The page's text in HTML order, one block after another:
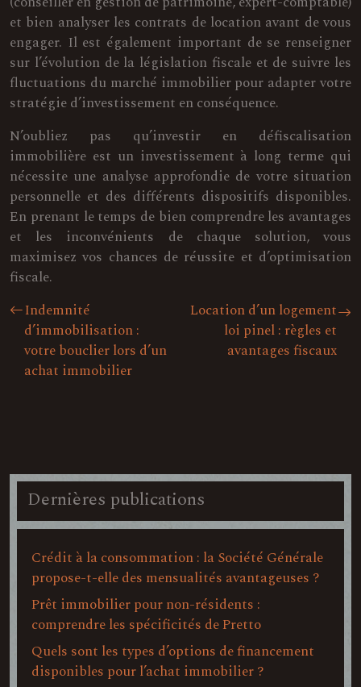
et bien analyser les contrats de location avant de vous
engager. Il est également important de se renseigner
sur l’évolution de la législation fiscale et de suivre les
fluctuations du marché immobilier pour adapter votre
stratégie d’investissement en conséquence.
N’oubliez pas qu’investir en défiscalisation
immobilière est un investissement à long terme qui
nécessite une analyse approfondie de votre situation
personnelle et des différents dispositifs disponibles.
En prenant le temps de bien comprendre les avantages
et les inconvénients de chaque solution, vous
maximisez vos chances de réussite et d’optimisation
fiscale.
Indemnité
d’immobilisation :
votre bouclier lors d’un
achat immobilier
Location d’un logement
loi pinel : règles et
avantages fiscaux
Dernières publications
Crédit à la consommation : la Société Générale
propose-t-elle des mensualités avantageuses ?
Prêt immobilier pour non-résidents :
comprendre les spécificités de Pretto
Quels sont les types d’options de financement
disponibles pour l’achat immobilier ?